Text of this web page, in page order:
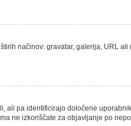
načinov: gravatar, galerija, URL
pa identificirajo določene
ne izkoriščate za objavljanje po